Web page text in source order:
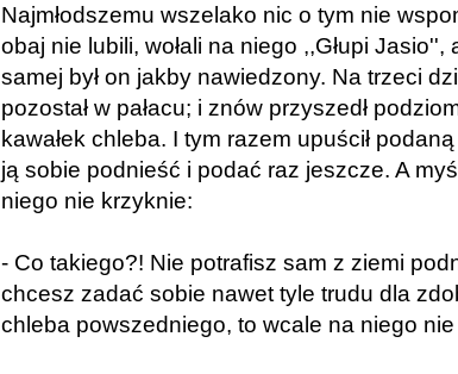
Najmłodszemu wszelako nic o tym nie
obaj nie lubili, wołali na niego ,,Głupi Jasio'',
samej był on jakby nawiedzony. Na trzeci
pozostał w pałacu; i znów przyszedł
kawałek chleba. I tym razem upuścił
ją sobie podnieść i podać raz jeszcze. A
niego nie krzyknie:
- Co takiego?! Nie potrafisz sam z ziemi
chcesz zadać sobie nawet tyle trudu dla
chleba powszedniego, to wcale na niego nie